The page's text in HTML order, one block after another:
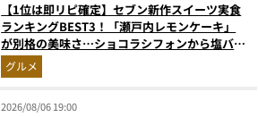
【1位は即リピ確定】セブン新作スイーツ実食
ランキングBEST3！「瀬戸内レモンケーキ」
が別格の美味さ…ショコラシフォンから塩バニ
ラプリンまで本気レビュー
グルメ
2026/08/06 19:00